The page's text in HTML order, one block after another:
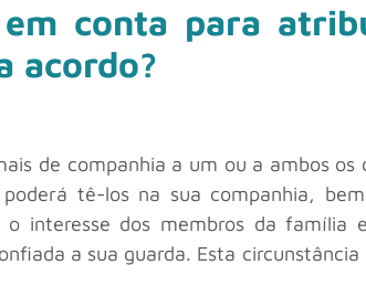
conta para
acordo?
de companhia a um ou a ambos
tê-los na sua companhia,
interesse dos membros da família
a sua guarda. Esta